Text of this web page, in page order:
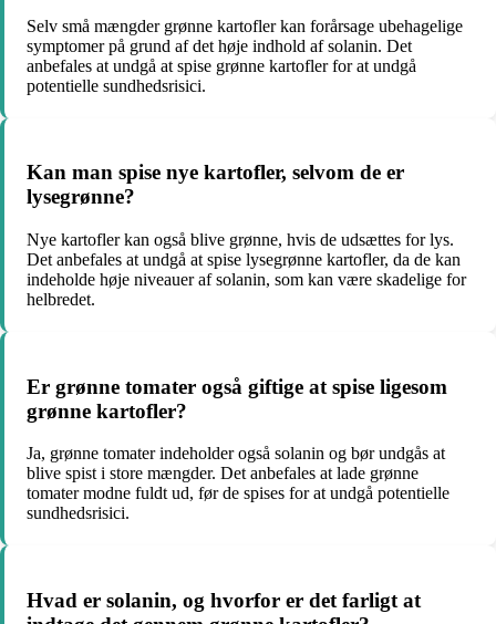
Selv små mængder grønne kartofler kan forårsage ubehagelige
symptomer på grund af det høje indhold af solanin. Det
anbefales at undgå at spise grønne kartofler for at undgå
potentielle sundhedsrisici.
Kan man spise nye kartofler, selvom de er
lysegrønne?
Nye kartofler kan også blive grønne, hvis de udsættes for lys.
Det anbefales at undgå at spise lysegrønne kartofler, da de kan
indeholde høje niveauer af solanin, som kan være skadelige for
helbredet.
Er grønne tomater også giftige at spise ligesom
grønne kartofler?
Ja, grønne tomater indeholder også solanin og bør undgås at
blive spist i store mængder. Det anbefales at lade grønne
tomater modne fuldt ud, før de spises for at undgå potentielle
sundhedsrisici.
Hvad er solanin, og hvorfor er det farligt at